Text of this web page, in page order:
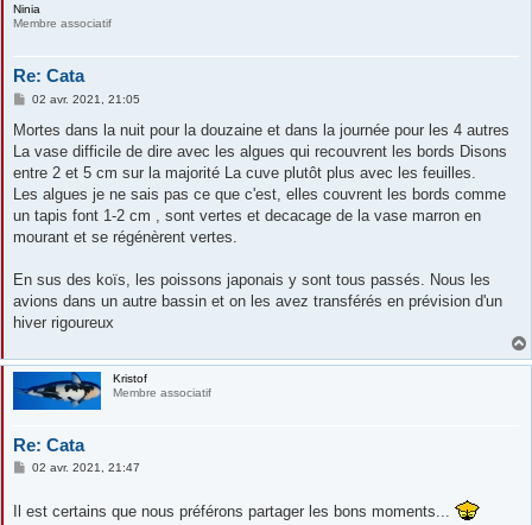
Ninia
Membre associatif
Re: Cata
M
s
a
g
02 avr. 2021, 21:05
Mortes dans la nuit pour la douzaine et dans la journée pour les 4 autres
La vase difficile de dire avec les algues qui recouvrent les bords Disons
entre 2 et 5 cm sur la majorité La cuve plutôt plus avec les feuilles.
Les algues je ne sais pas ce que c'est, elles couvrent les bords comme
un tapis font 1-2 cm , sont vertes et decacage de la vase marron en
mourant et se régénèrent vertes.
En sus des koïs, les poissons japonais y sont tous passés. Nous les
avions dans un autre bassin et on les avez transférés en prévision d'un
hiver rigoureux
Kristof
Membre associatif
Re: Cata
M
s
02 avr. 2021, 21:47
Il est certains que nous préférons partager les bons moments...